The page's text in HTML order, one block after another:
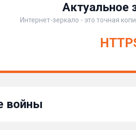
Актуальное
Интернет-зеркало - это точная
войны